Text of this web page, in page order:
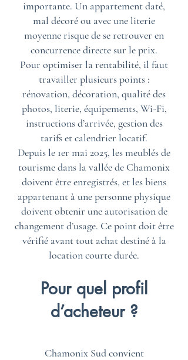
importante. Un appartement daté,
mal décoré ou avec une literie
moyenne risque de se retrouver en
concurrence directe sur le prix.
Pour optimiser la rentabilité, il faut
travailler plusieurs points :
rénovation, décoration, qualité des
photos, literie, équipements, Wi-Fi,
instructions d’arrivée, gestion des
tarifs et calendrier locatif.
Depuis le 1er mai 2025, les meublés de
tourisme dans la vallée de Chamonix
doivent être enregistrés, et les biens
appartenant à une personne physique
doivent obtenir une autorisation de
changement d’usage. Ce point doit être
vérifié avant tout achat destiné à la
location courte durée.
Pour quel profil
d’acheteur ?
Chamonix Sud convient